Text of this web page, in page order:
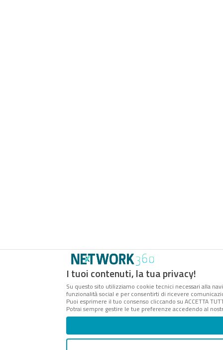
I tuoi contenuti, la tua privacy!
Su questo sito utilizziamo cookie tecnici necessari alla
funzionalità social e per consentirti di ricevere
Puoi esprimere il tuo consenso cliccando su ACCETTA
Potrai sempre gestire le tue preferenze accedendo al